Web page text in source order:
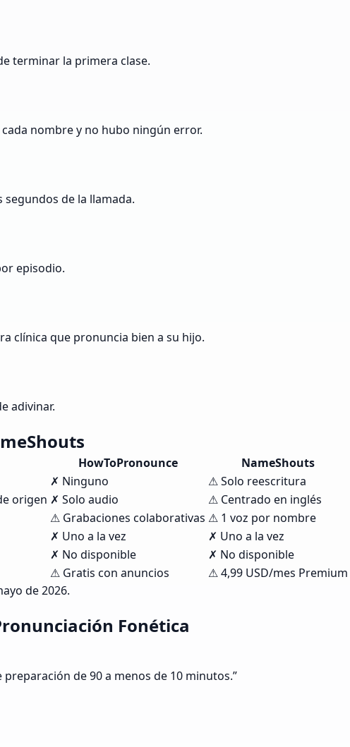
terminar la primera clase.
nombre y no hubo ningún error.
de la llamada.
episodio.
clínica que pronuncia bien a su hijo.
adivinar.
HowToPronounce
NameShouts
✗ Ninguno
⚠ Solo reescritura
origen ✗ Solo audio
⚠ Centrado en inglés
⚠ Grabaciones colaborativas ⚠ 1 voz por nombre
✗ Uno a la vez
✗ Uno a la vez
✗ No disponible
✗ No disponible
⚠ Gratis con anuncios
⚠ 4,99 USD/mes Premium
de 2026.
Fonética
de 90 a menos de 10 minutos.”